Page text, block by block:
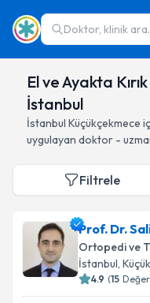
Doktor, klinik
El ve Ayakta
İstanbul
İstanbul Küçükçekmece
uygulayan doktor -
Filtrele
Prof. Dr.
Ortopedi ve
İstanbul,
4.9 (15